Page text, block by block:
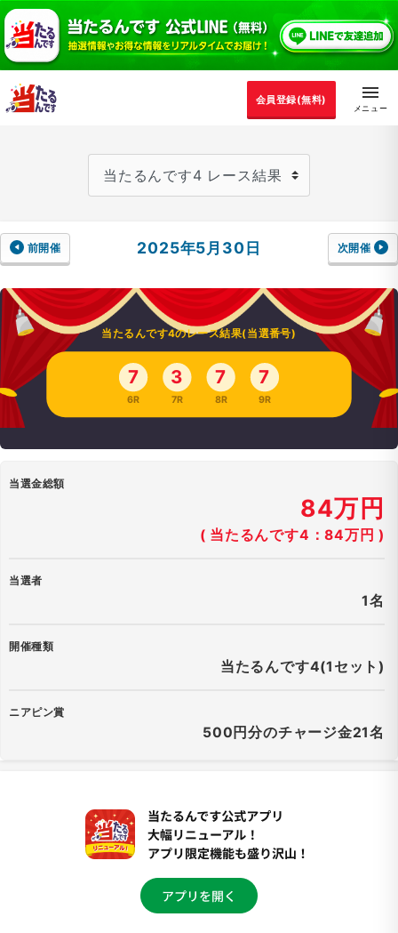
会員登録(無料)
前開催 2025年5月30日 次開催
当たるんです4のレース結果(当選番号)
7
6R
3
7R
7
8R
7
9R
当選金総額
84万円
( 当たるんです4：84万円 )
当選者
1名
開催種類
当たるんです4(1セット)
ニアピン賞
500円分のチャージ金21名